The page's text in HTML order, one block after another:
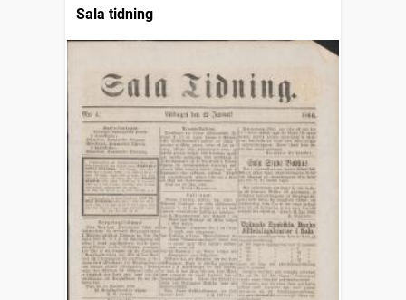
Sala tidning